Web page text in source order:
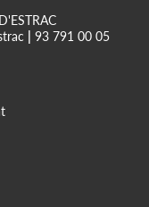
93 791 00 05